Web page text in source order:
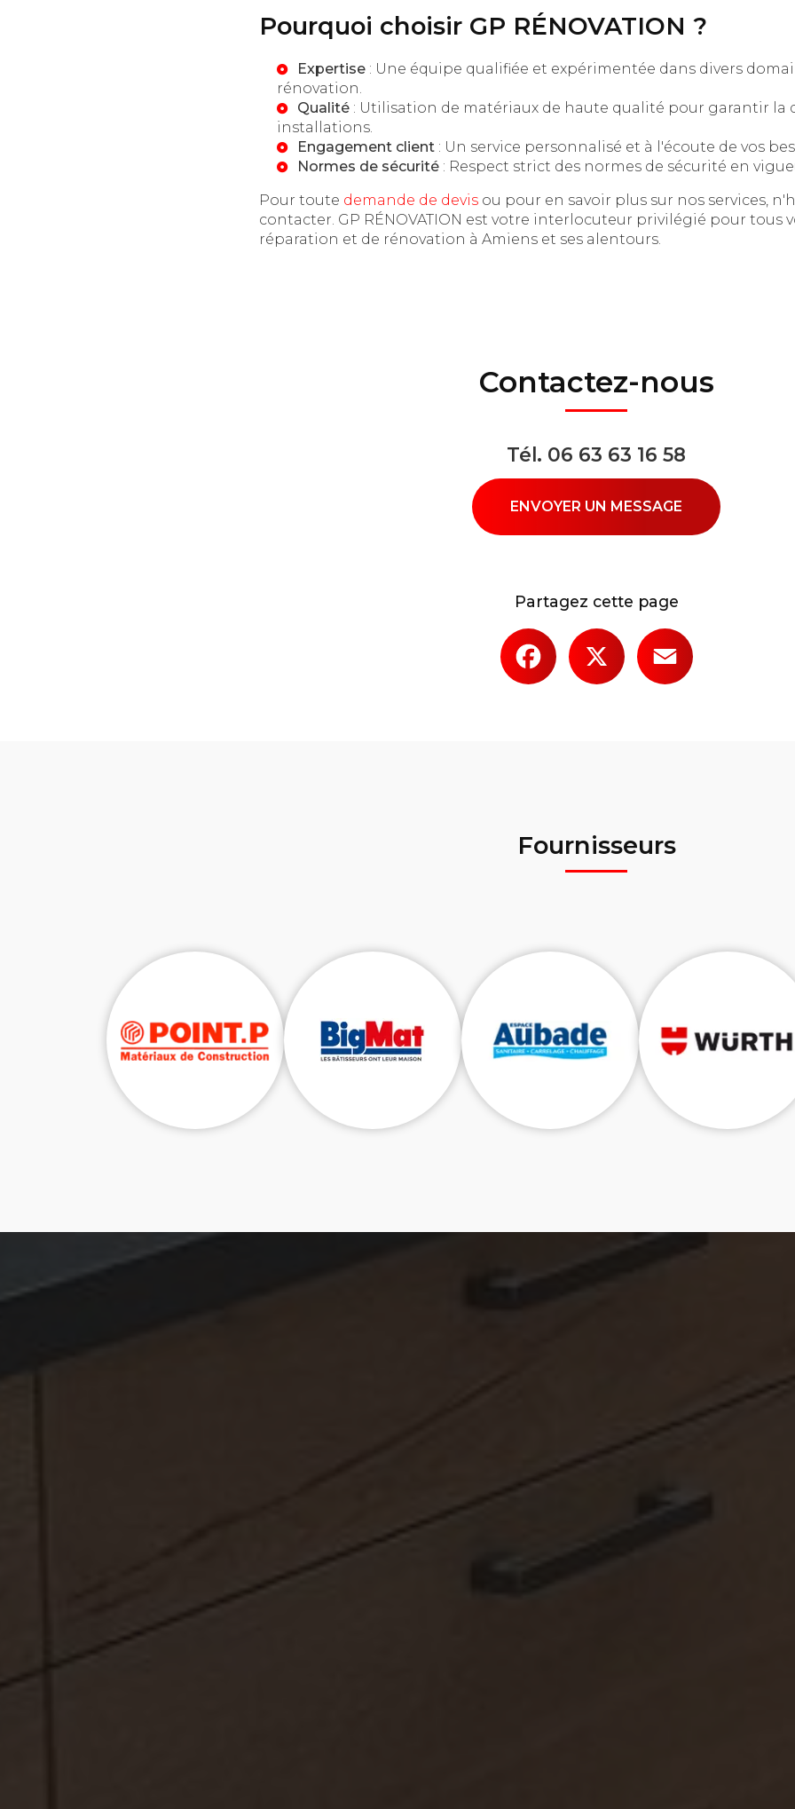
Pourquoi choisir GP RÉNOVATION ?
Expertise : Une équipe qualifiée et expérimentée dans divers
rénovation.
Qualité : Utilisation de matériaux de haute qualité pour garantir la
installations.
Engagement client : Un service personnalisé et à l'écoute de vos
Normes de sécurité : Respect strict des normes de sécurité en
Pour toute demande de devis ou pour en savoir plus sur nos services,
contacter. GP RÉNOVATION est votre interlocuteur privilégié pour tous
réparation et de rénovation à Amiens et ses alentours.
Contactez-nous
Tél. 06 63 63 16 58
ENVOYER UN MESSAGE
Partagez cette page
Facebook
Fournisseurs